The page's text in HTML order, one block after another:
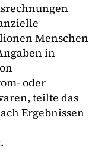
Menschen
in
oder
teilte das
Ergebnissen